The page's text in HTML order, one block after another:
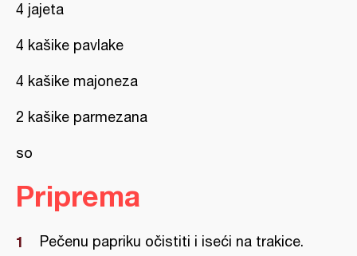
4 jajeta
4 kašike pavlake
4 kašike majoneza
2 kašike parmezana
so
Priprema
Pečenu papriku očistiti i iseći na trakice.